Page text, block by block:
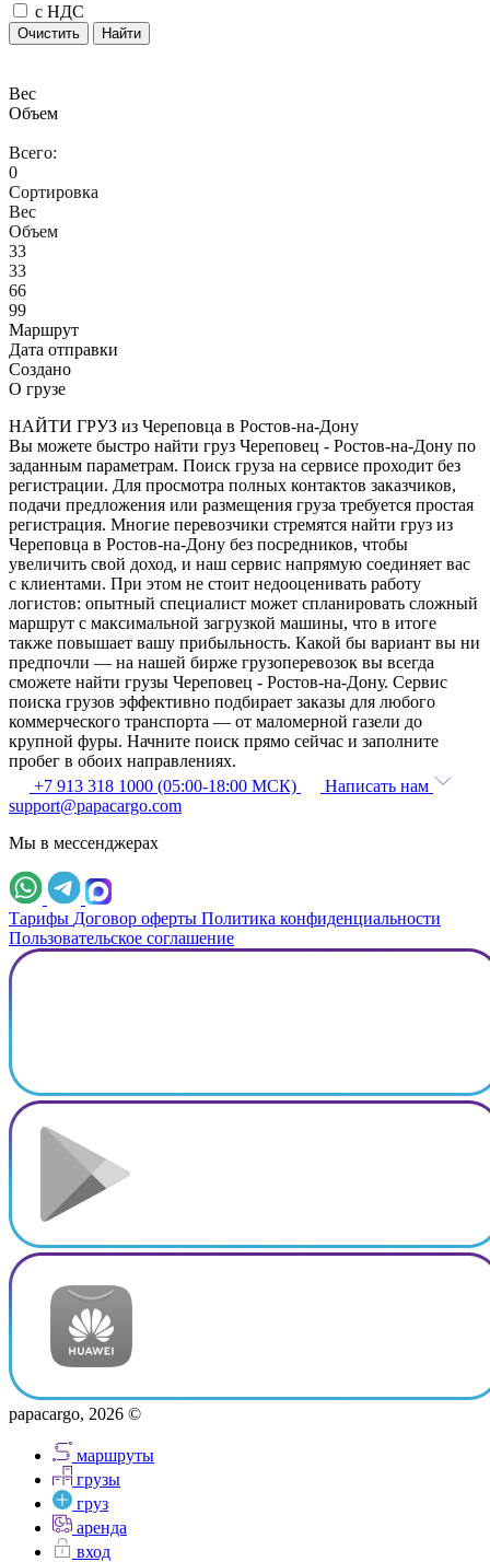
с НДС
Очистить Найти
Вес
Объем
Всего:
0
Сортировка
Вес
Объем
33
33
66
99
Маршрут
Дата отправки
Создано
О грузе
НАЙТИ ГРУЗ из Череповца в Ростов-на-Дону
Вы можете быстро найти груз Череповец - Ростов-на-Дону по
заданным параметрам. Поиск груза на сервисе проходит без
регистрации. Для просмотра полных контактов заказчиков,
подачи предложения или размещения груза требуется простая
регистрация. Многие перевозчики стремятся найти груз из
Череповца в Ростов-на-Дону без посредников, чтобы
увеличить свой доход, и наш сервис напрямую соединяет вас
с клиентами. При этом не стоит недооценивать работу
логистов: опытный специалист может спланировать сложный
маршрут с максимальной загрузкой машины, что в итоге
также повышает вашу прибыльность. Какой бы вариант вы ни
предпочли — на нашей бирже грузоперевозок вы всегда
сможете найти грузы Череповец - Ростов-на-Дону. Сервис
поиска грузов эффективно подбирает заказы для любого
коммерческого транспорта — от маломерной газели до
крупной фуры. Начните поиск прямо сейчас и заполните
пробег в обоих направлениях.
+7 913 318 1000 (05:00-18:00 МСК)
Написать нам
support@papacargo.com
Мы в мессенджерах
Тарифы Договор оферты Политика конфиденциальности
Пользовательское соглашение
papacargo, 2026 ©
маршруты
грузы
груз
аренда
вход